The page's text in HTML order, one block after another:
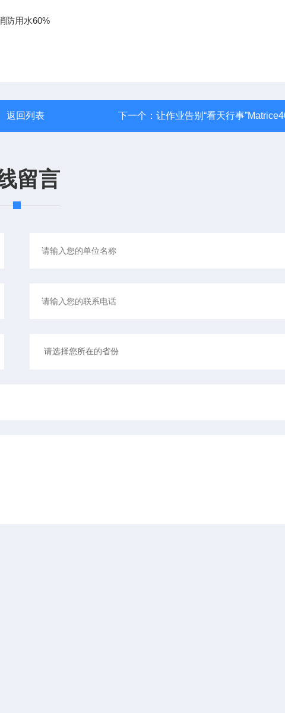
防用水60%
返回列表 下一个： 让作业告别“看天行事
留言